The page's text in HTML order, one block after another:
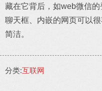
藏在它背后，如web微信
聊天框、内嵌的网页可以
简洁。
分类:互联网